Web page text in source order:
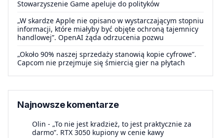
Stowarzyszenie Game apeluje do polityków
„W skardze Apple nie opisano w wystarczającym stopniu
informacji, które miałyby być objęte ochroną tajemnicy
handlowej”. OpenAI żąda odrzucenia pozwu
„Około 90% naszej sprzedaży stanowią kopie cyfrowe”.
Capcom nie przejmuje się śmiercią gier na płytach
Najnowsze komentarze
Olin - „To nie jest kradzież, to jest praktycznie za
darmo”. RTX 3050 kupiony w cenie kawy